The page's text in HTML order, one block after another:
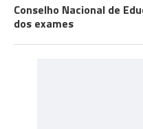
Conselho Nacional de
dos exames